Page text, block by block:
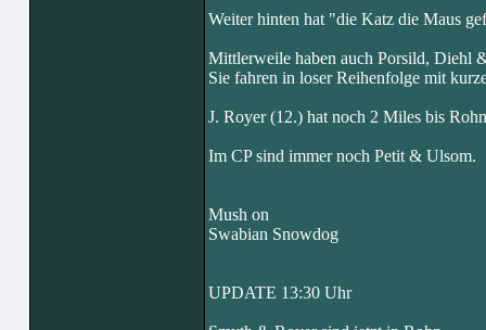
Weiter hinten hat "die Katz die Maus
Mittlerweile haben auch Porsild, Diehl
Sie fahren in loser Reihenfolge mit
J. Royer (12.) hat noch 2 Miles bis
Im CP sind immer noch Petit & Ulsom.
Mush on
Swabian Snowdog
UPDATE 13:30 Uhr